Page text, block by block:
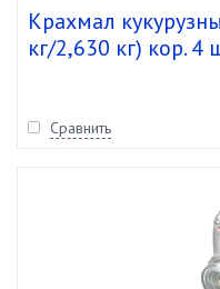
Крахмал
кг/2,630 кг) кор. 4
Сравнить